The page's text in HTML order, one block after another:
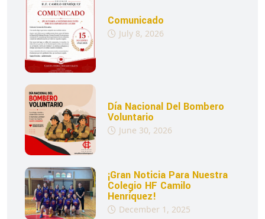
Comunicado
July 8, 2026
Día Nacional Del Bombero
Voluntario
June 30, 2026
¡Gran Noticia Para Nuestra
Colegio HF Camilo
Henríquez!
December 1, 2025